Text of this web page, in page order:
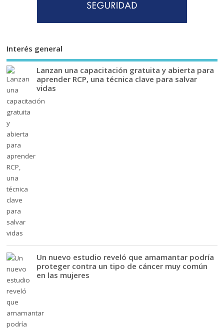
Interés general
Lanzan una capacitación gratuita y abierta para
aprender RCP, una técnica clave para salvar
vidas
Un nuevo estudio reveló que amamantar podría
proteger contra un tipo de cáncer muy común
en las mujeres